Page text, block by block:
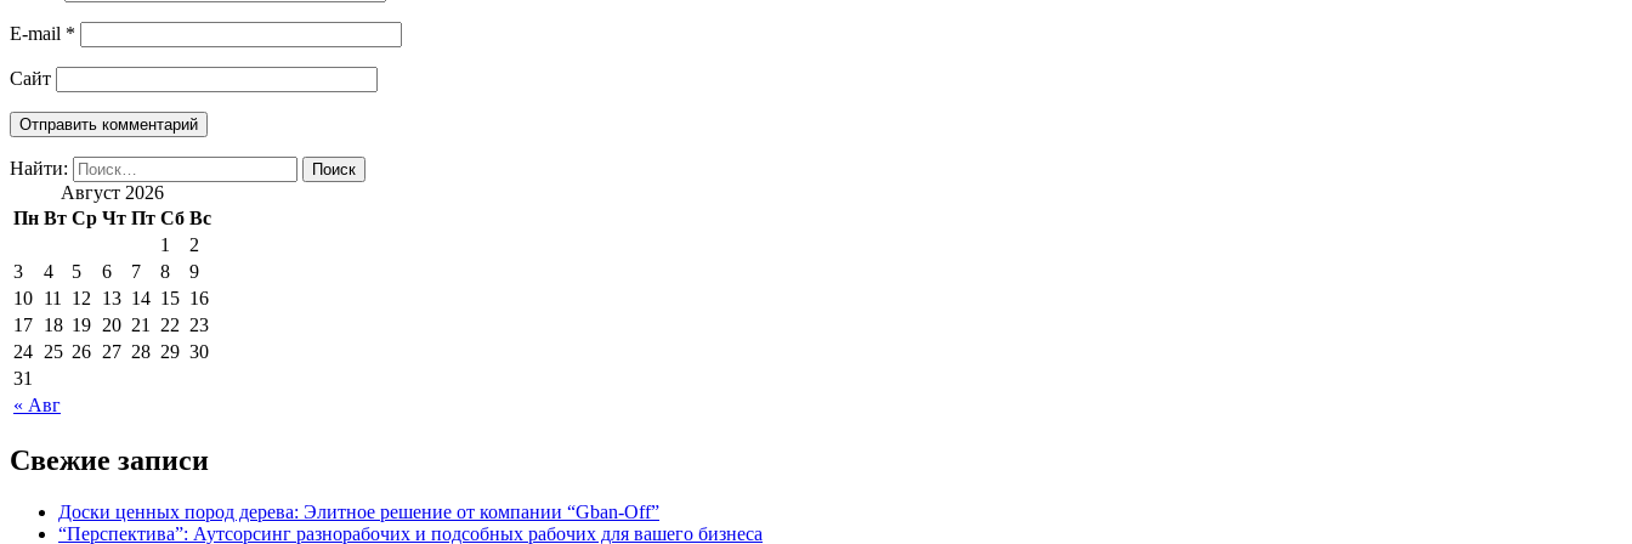
E-mail *
Сайт
Найти:
Август 2026
Пн Вт Ср Чт Пт Сб Вс
« Авг
1
2
3
4 5 6 7 8
9
10 11 12 13 14 15 16
17 18 19 20 21 22 23
24 25 26 27 28 29 30
31
Свежие записи
Доски ценных пород дерева: Элитное решение от компании “Gban-Off”
“Перспектива”: Аутсорсинг разнорабочих и подсобных рабочих для вашего бизнеса